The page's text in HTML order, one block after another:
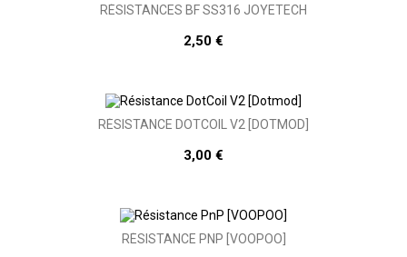
RÉSISTANCES BF SS316 JOYETECH
2,50 €
RÉSISTANCE DOTCOIL V2 [DOTMOD]
3,00 €
RÉSISTANCE PNP [VOOPOO]